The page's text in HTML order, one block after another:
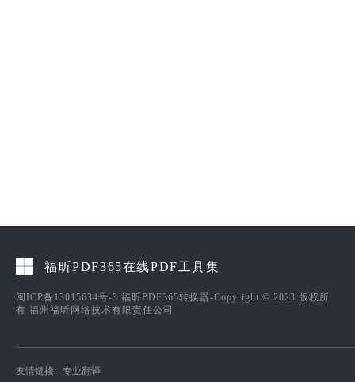
福昕PDF365在线PDF工具集
闽ICP备13015634号-3 福昕PDF365转换器-Copyright © 2023 版权所
有 福州福昕网络技术有限责任公司
友情链接: 专业翻译